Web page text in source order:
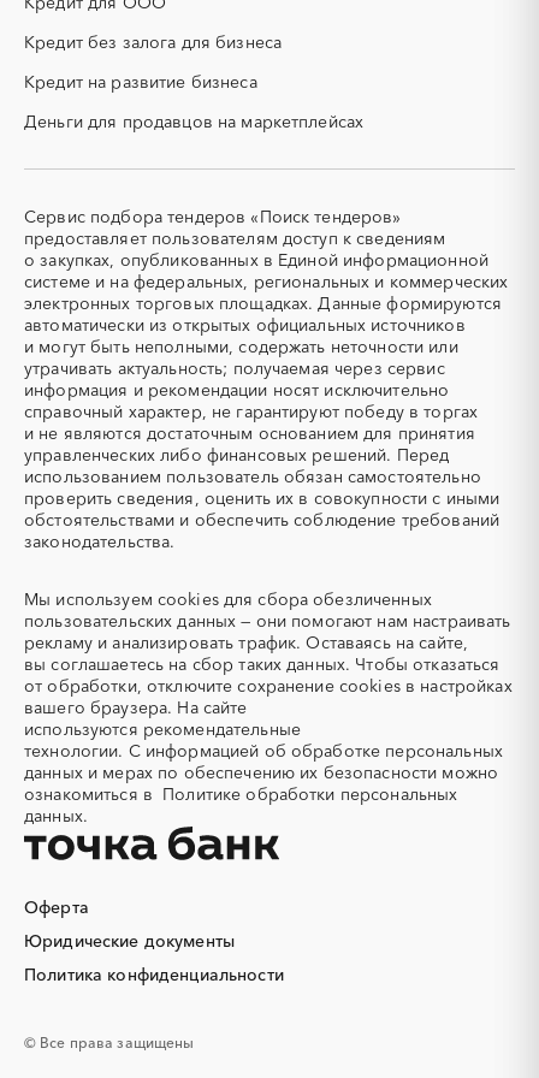
ОКР (опытно-
конструкторские работы)
ПГС (песчано-гравийная
смесь)
СВО
СКС (структурированные
СКУД
СОЖ (смазочно-
ТЭН
(Теплоэлектронагреватель)
УДС (установки
депарафинизации скважин)
УКПГ
ЯТЭК
Аварийные работы
Авиаперевозка
Авиационные работы
Авиационные работы
вертолетами
Автобус
Автовозы
Автогрейдер
Автозапчасти
Автоматизация
Автомобили
Автомобильные весы
Авторский надзор
Автотранспорт
Автоцистерны пожарные
Адсорбенты
Акварель
Аквариумы
Аккумуляторы
Алкогольная продукция
Алмазное бурение
Алмазная резка
Алюминиевые
конструкции
Алюминий
Аммоний
Ангар
Антенны
Антискалант
Аппараты воздушного
Аренда автобусов
Аренда погрузчика
Аренда спецтехники с
свай
Кредит без залога для бизнеса
Кредит на развитие бизнеса
Деньги для продавцов на маркетплейсах
Оферта
Юридические документы
Политика конфиденциальности
© Все права защищены
Сервис подбора тендеров «Поиск тендеров»
предоставляет пользователям доступ к сведениям
о закупках, опубликованных в Единой информационной
системе и на федеральных, региональных и коммерческих
электронных торговых площадках. Данные формируются
автоматически из открытых официальных источников
и могут быть неполными, содержать неточности или
утрачивать актуальность; получаемая через сервис
информация и рекомендации носят исключительно
справочный характер, не гарантируют победу в торгах
и не являются достаточным основанием для принятия
управленческих либо финансовых решений. Перед
использованием пользователь обязан самостоятельно
проверить сведения, оценить их в совокупности с иными
обстоятельствами и обеспечить соблюдение требований
законодательства.
Мы используем cookies для сбора обезличенных
пользовательских данных — они помогают нам настраивать
рекламу и анализировать трафик. Оставаясь на сайте,
вы соглашаетесь на сбор таких данных. Чтобы отказаться
от обработки, отключите сохранение cookies в настройках
вашего браузера. На сайте
используются рекомендательные
технологии. С информацией об обработке персональных
данных и мерах по обеспечению их безопасности можно
ознакомиться в Политике обработки персональных
данных.